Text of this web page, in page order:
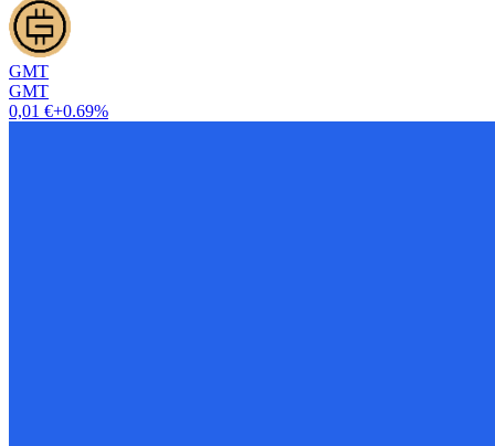
GMT
GMT
0,01 €+0.69%